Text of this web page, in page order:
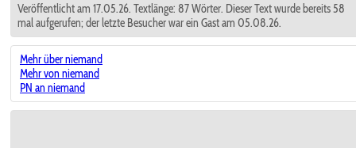
Veröffentlicht am 17.05.26. Textlänge: 87 Wörter. Dieser Text wurde bereits 58
mal aufgerufen; der letzte Besucher war ein Gast am 05.08.26.
Mehr über niemand
Mehr von niemand
PN an niemand